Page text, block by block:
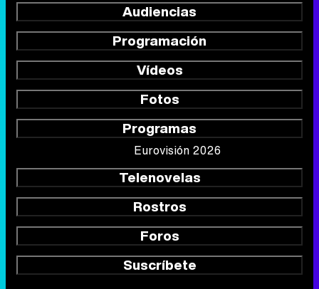
Audiencias
Programación
Vídeos
Fotos
Programas
Eurovisión 2026
Telenovelas
Rostros
Foros
Suscríbete